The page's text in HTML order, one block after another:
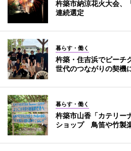
杵築市納涼花火大会、
連続選定
暮らす・働く
杵築・住吉浜でビー
世代のつながりの契機
暮らす・働く
杵築市山香「カテリー
ショップ 鳥笛や竹製